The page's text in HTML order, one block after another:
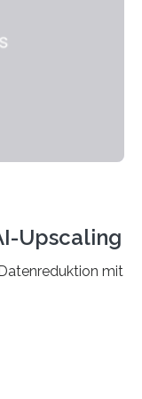
Euro über vier
Upscaling
mit
für